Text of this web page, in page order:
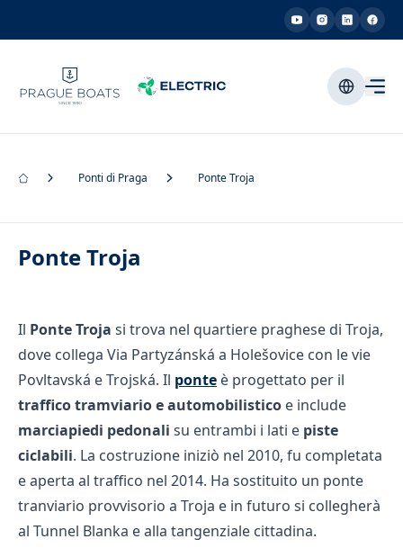
Ponti di Praga Ponte Troja
Ponte Troja
Il Ponte Troja si trova nel quartiere praghese di Troja,
dove collega Via Partyzánská a Holešovice con le vie
Povltavská e Trojská. Il ponte è progettato per il
traffico tramviario e automobilistico e include
marciapiedi pedonali su entrambi i lati e piste
ciclabili. La costruzione iniziò nel 2010, fu completata
e aperta al traffico nel 2014. Ha sostituito un ponte
tranviario provvisorio a Troja e in futuro si collegherà
al Tunnel Blanka e alla tangenziale cittadina.